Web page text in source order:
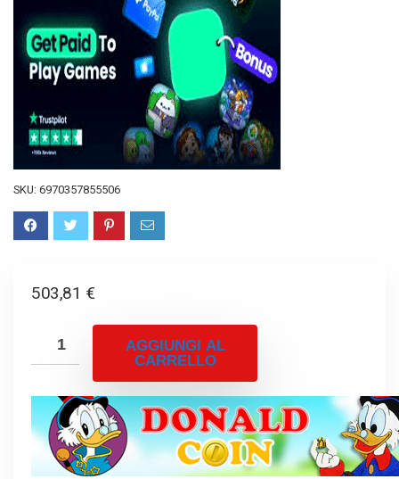
SKU: 6970357855506
503,81 €
AGGIUNGI AL
CARRELLO